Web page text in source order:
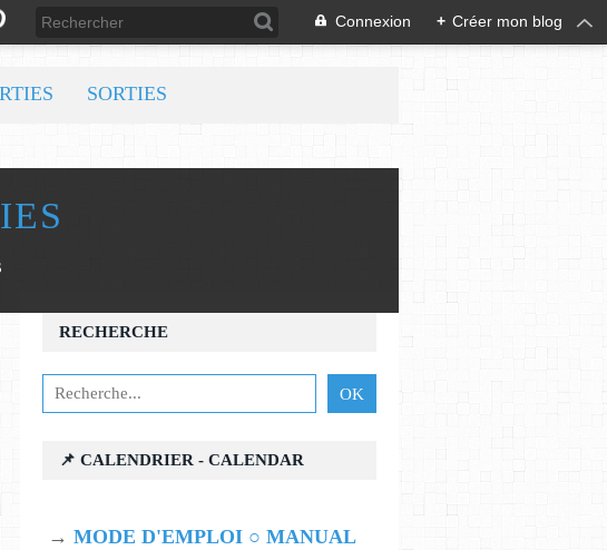
Connexion + Créer mon blog
SORTIES
RECHERCHE
📌 CALENDRIER - CALENDAR
→ MODE D'EMPLOI ○ MANUAL